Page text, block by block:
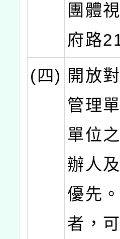
團體
府路
(四) 開放
管理
單位
辦人
優先
者，